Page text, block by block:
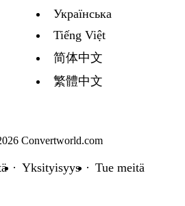
Украïнська
Tiếng Việt
简体中文
繁體中文
Convertworld.com
Yksityisyys Tue meitä